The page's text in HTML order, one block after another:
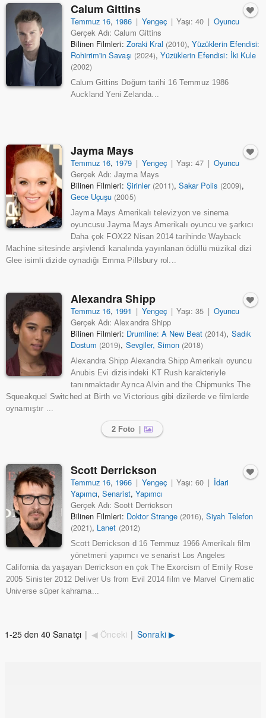
Calum Gittins
Temmuz 16, 1986 | Yengeç | Yaşı: 40 | Oyuncu
Gerçek Adı: Calum Gittins
Bilinen Filmleri: Zoraki Kral (2010),Yüzüklerin Efendisi:
Rohirrim'in Savaşı (2024), Yüzüklerin Efendisi: İki Kule
(2002)
Calum Gittins Doğum tarihi 16 Temmuz 1986
Auckland Yeni Zelanda...
Jayma Mays
Temmuz 16, 1979 | Yengeç | Yaşı: 47 | Oyuncu
Gerçek Adı: Jayma Mays
Bilinen Filmleri: Şirinler (2011),Sakar Polis (2009),
Gece Uçuşu (2005)
Jayma Mays Amerikalı televizyon ve sinema
oyuncusu Jayma Mays Amerikalı oyuncu ve şarkıcı
Daha çok FOX22 Nisan 2014 tarihinde Wayback
Machine sitesinde arşivlendi kanalında yayınlanan ödüllü müzikal dizi
Glee isimli dizide oynadığı Emma Pillsbury rol...
Alexandra Shipp
Temmuz 16, 1991 | Yengeç | Yaşı: 35 | Oyuncu
Gerçek Adı: Alexandra Shipp
Bilinen Filmleri: Drumline: A New Beat (2014), Sadık
Dostum (2019), Sevgiler, Simon (2018)
Alexandra Shipp Alexandra Shipp Amerikalı oyuncu
Anubis Evi dizisindeki KT Rush karakteriyle
tanınmaktadır Ayrıca Alvin and the Chipmunks The
Squeakquel Switched at Birth ve Victorious gibi dizilerde ve filmlerde
oynamıştır ...
2 Foto
Scott Derrickson
Temmuz 16, 1966 | Yengeç | Yaşı: 60 | İdari
Yapımcı,Senarist, Yapımcı
Gerçek Adı: Scott Derrickson
Bilinen Filmleri: Doktor Strange (2016),Siyah Telefon
(2021), Lanet (2012)
Scott Derrickson d 16 Temmuz 1966 Amerikalı film
yönetmeni yapımcı ve senarist Los Angeles
California da yaşayan Derrickson en çok The Exorcism of Emily Rose
2005 Sinister 2012 Deliver Us from Evil 2014 film ve Marvel Cinematic
Universe süper kahrama...
1-25 den 40 Sanatçı | ◀ Önceki | Sonraki ▶